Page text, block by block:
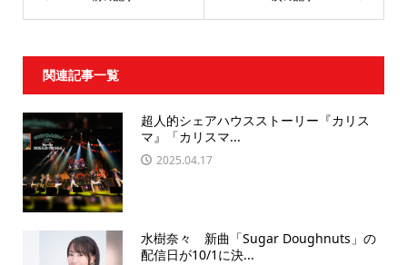
関連記事一覧
超人的シェアハウスストーリー『カリス
マ』「カリスマ...
2025.04.17
水樹奈々 新曲「Sugar Doughnuts」の
配信日が10/1に決...